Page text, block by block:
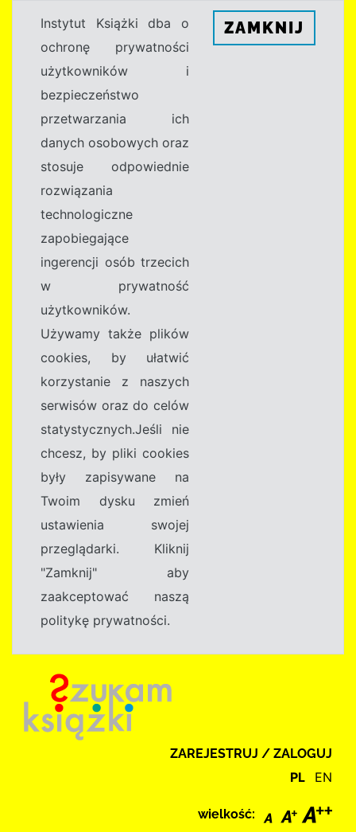
Instytut Książki dba o
ochronę prywatności
użytkowników i
bezpieczeństwo
przetwarzania ich
danych osobowych oraz
stosuje odpowiednie
rozwiązania
technologiczne
zapobiegające
ingerencji osób trzecich
w prywatność
użytkowników.
Używamy także plików
cookies, by ułatwić
korzystanie z naszych
serwisów oraz do celów
statystycznych.Jeśli nie
chcesz, by pliki cookies
były zapisywane na
Twoim dysku zmień
ustawienia swojej
przeglądarki. Kliknij
"Zamknij" aby
zaakceptować naszą
politykę prywatności.
ZAMKNIJ
ZAREJESTRUJ / ZALOGUJ
PL EN
wielkość: